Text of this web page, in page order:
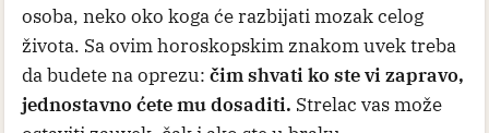
osoba, neko oko koga će razbijati mozak celog
života. Sa ovim horoskopskim znakom uvek treba
da budete na oprezu: čim shvati ko ste vi zapravo,
jednostavno ćete mu dosaditi. Strelac vas može